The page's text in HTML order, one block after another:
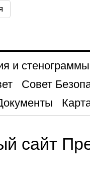
и стенограммы
Совет
сайт